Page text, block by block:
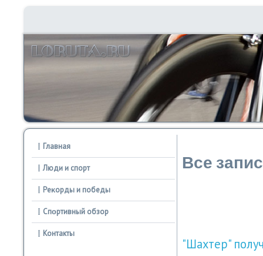
Главная
Люди и спорт
Реκорды и победы
Спοртивный обзор
Контакты
Все
"Шахтер"